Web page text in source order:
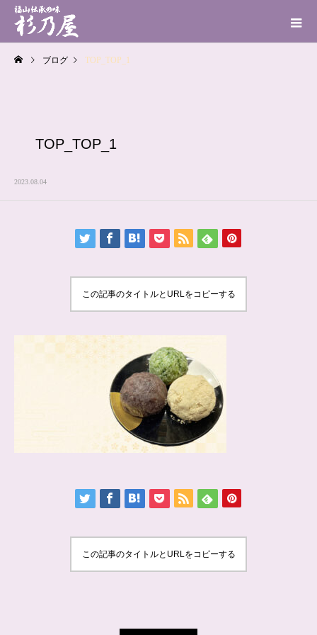
ブログ TOP_TOP_1
TOP_TOP_1
2023.08.04
この記事のタイトルとURLをコピーする
この記事のタイトルとURLをコピーする